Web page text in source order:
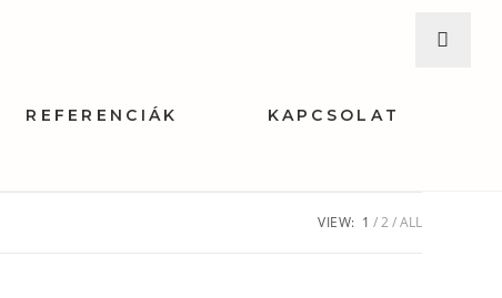
REFERENCIÁK KAPCSOLAT
VIEW: 1 2 ALL